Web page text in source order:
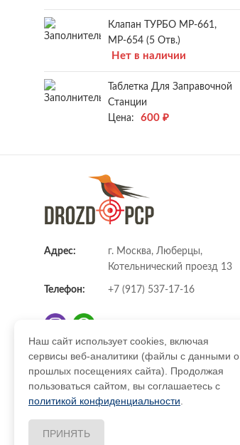
Клапан ТУРБО МР-661,
МР-654 (5 Отв.)
Нет в наличии
Таблетка Для Заправочной
Станции
Цена:
600 ₽
Адрес:
г. Москва, Люберцы,
Котельнический проезд 13
Телефон: +7 (917) 537-17-16
E-mail: info@DrozdPcp.ru
Наш сайт использует cookies, включая
сервисы веб-аналитики (файлы с данными о
прошлых посещениях сайта). Продолжая
пользоваться сайтом, вы соглашаетесь с
политикой конфиденциальности
ПРИНЯТЬ